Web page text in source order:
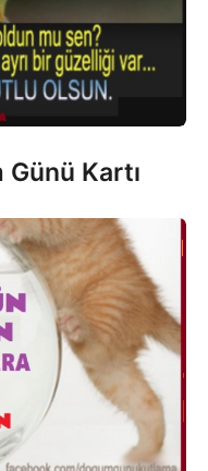
Kartı